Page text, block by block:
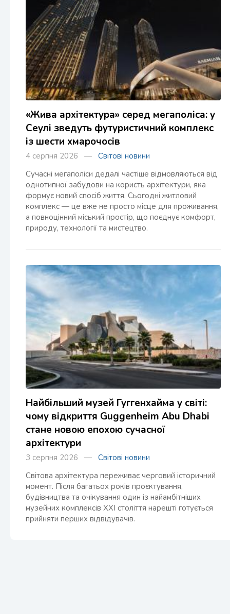
«Жива архітектура» серед мегаполіса: у
Сеулі зведуть футуристичний комплекс
із шести хмарочосів
4 серпня 2026 — Світові новини
Сучасні мегаполіси дедалі частіше відмовляються від
однотипної забудови на користь архітектури, яка
формує новий спосіб життя. Сьогодні житловий
комплекс — це вже не просто місце для проживання,
а повноцінний міський простір, що поєднує комфорт,
природу, технології та мистецтво.
Найбільший музей Гуггенхайма у світі:
чому відкриття Guggenheim Abu Dhabi
стане новою епохою сучасної
архітектури
3 серпня 2026 — Світові новини
Світова архітектура переживає черговий історичний
момент. Після багатьох років проєктування,
будівництва та очікування один із найамбітніших
музейних комплексів XXI століття нарешті готується
прийняти перших відвідувачів.